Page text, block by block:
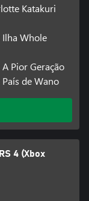
Katakuri
Ilha Whole
A Pior Geração
País de Wano
4 (Xbox